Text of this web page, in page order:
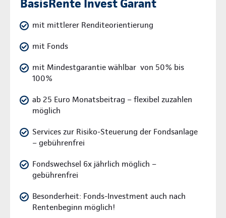
BasisRente Invest Garant
mit mittlerer Renditeorientierung
mit Fonds
mit Mindestgarantie wählbar von 50% bis
100%
ab 25 Euro Monatsbeitrag – flexibel zuzahlen
möglich
Services zur Risiko-Steuerung der Fondsanlage
– gebührenfrei
Fondswechsel 6x jährlich möglich –
gebührenfrei
Besonderheit: Fonds-Investment auch nach
Rentenbeginn möglich!